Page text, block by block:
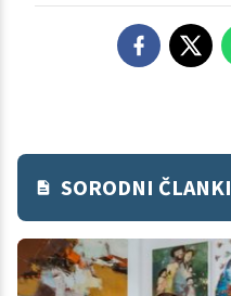
SORODNI ČLANKI